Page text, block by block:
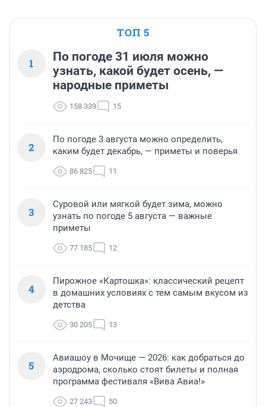
ТОП 5
1
По погоде 31 июля можно
узнать, какой будет осень, —
народные приметы
158 339 15
2
По погоде 3 августа можно определить,
каким будет декабрь, — приметы и поверья
86 825 11
3
Суровой или мягкой будет зима, можно
узнать по погоде 5 августа — важные
приметы
77 185 12
4
Пирожное «Картошка»: классический рецепт
в домашних условиях с тем самым вкусом из
детства
30 205 13
5
Авиашоу в Мочище — 2026: как добраться до
аэродрома, сколько стоят билеты и полная
программа фестиваля «Вива Авиа!»
27 243 50